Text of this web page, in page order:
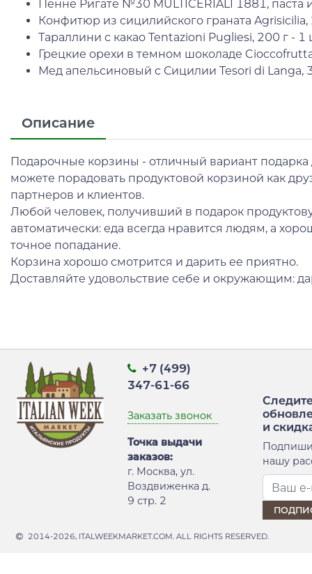
Пенне Ригате №30 MULTICERIALI 1881, паста
Конфитюр из сицилийского граната
Тараллини с какао Tentazioni Pugliesi, 200 г - 1
Грецкие орехи в темном шоколаде
Мед апельсиновый с Сицилии Tesori di Langa,
Описание
Подарочные корзины - отличный вариант
можете порадовать продуктовой корзиной как
партнеров и клиентов.
Любой человек, получивший в подарок
автоматически: еда всегда нравится людям, а
точное попадание.
Корзина хорошо смотрится и дарить ее приятно.
Доставляйте удовольствие себе и окружающим:
+7 (499)
347-61-66
Заказать звонок
Точка выдачи
заказов:
г. Москва, ул.
Воздвиженка д.
9 стр. 2
и
нашу
2014-2026, ITALWEEKMARKET.COM. ALL RIGHTS RESERVED.